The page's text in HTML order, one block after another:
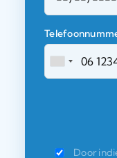
Door